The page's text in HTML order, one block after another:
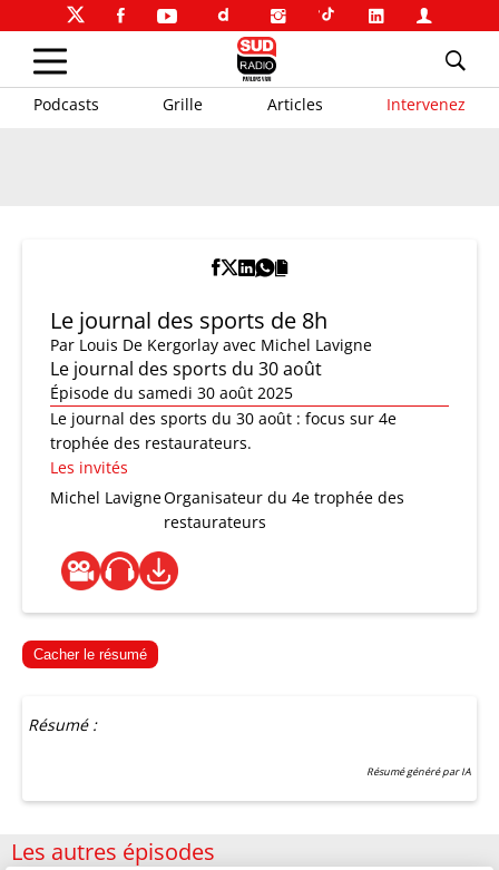
Podcasts Grille Articles Intervenez
Le journal des sports de 8h
Par Louis De Kergorlay avec Michel Lavigne
Le journal des sports du 30 août
Épisode du samedi 30 août 2025
Le journal des sports du 30 août : focus sur 4e
trophée des restaurateurs.
Les invités
Michel LavigneOrganisateur du 4e trophée des
restaurateurs
Cacher le résumé
Résumé :
Résumé généré par IA
Les autres épisodes